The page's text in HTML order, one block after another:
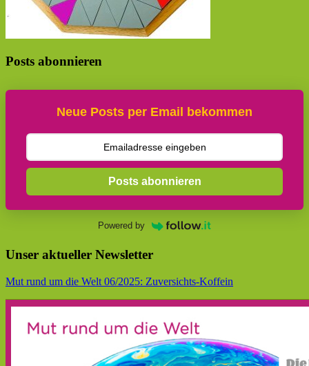
Posts abonnieren
Neue Posts per Email bekommen
Posts abonnieren
Powered by
Unser aktueller Newsletter
Mut rund um die Welt 06/2025: Zuversichts-Koffein